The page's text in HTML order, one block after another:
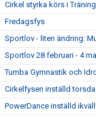
Cirkel styrka körs i
Fredagsfys
Sportlov - liten ändring:
Sportlov 28 februari - 4
Tumba Gymnastik och
Cirkelfysen inställd
PowerDance inställd ikväll!